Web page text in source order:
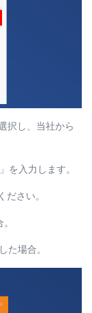
択し、当社から
を入力します。
さい。
た場合。